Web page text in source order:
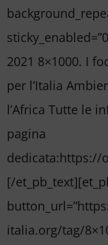
2021 8×1000. I
per l’Italia
l’Africa Tutte le
pagina
dedicata:https://
[/
italia.org/tag/